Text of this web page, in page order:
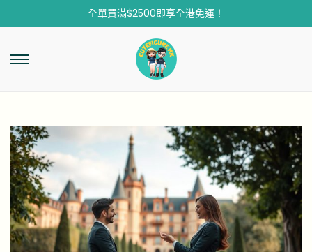
全單買滿$2500即享全港免運！